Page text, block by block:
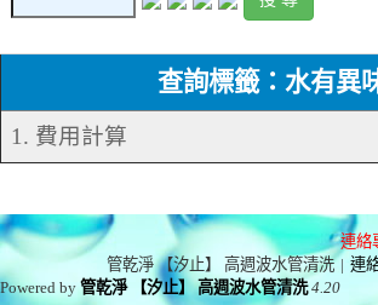
查詢標籤：水有異
1. 費用計算
連絡
管乾淨 【汐止】 高週波水管清洗 | 連
Powered by管乾淨 【汐止】 高週波水管清洗 4.20